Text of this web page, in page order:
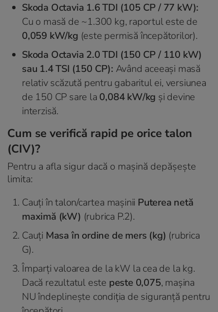
Skoda Octavia 1.6 TDI (105 CP / 77 kW):
Cu o masă de ~1.300 kg, raportul este de
0,059 kW/kg (este permisă începătorilor).
Skoda Octavia 2.0 TDI (150 CP / 110 kW)
sau 1.4 TSI (150 CP): Având aceeași masă
relativ scăzută pentru gabaritul ei, versiunea
de 150 CP sare la 0,084 kW/kg și devine
interzisă.
Cum se verifică rapid pe orice talon
(CIV)?
Pentru a afla sigur dacă o mașină depășește
limita:
Cauți în talon/cartea mașinii Puterea netă
maximă (kW) (rubrica P.2).
Cauți Masa în ordine de mers (kg) (rubrica
G).
Împarți valoarea de la kW la cea de la kg.
Dacă rezultatul este peste 0,075, mașina
NU îndeplinește condiția de siguranță pentru